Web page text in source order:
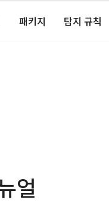
패키지 탐지 규칙
얼